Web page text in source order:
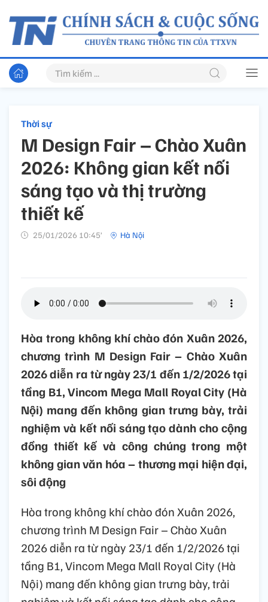
Thời sự
M Design Fair – Chào Xuân
2026: Không gian kết nối
sáng tạo và thị trường
thiết kế
25/01/2026 10:45’ Hà Nội
Hòa trong không khí chào đón Xuân 2026,
chương trình M Design Fair – Chào Xuân
2026 diễn ra từ ngày 23/1 đến 1/2/2026 tại
tầng B1, Vincom Mega Mall Royal City (Hà
Nội) mang đến không gian trưng bày, trải
nghiệm và kết nối sáng tạo dành cho cộng
đồng thiết kế và công chúng trong một
không gian văn hóa – thương mại hiện đại,
sôi động
Hòa trong không khí chào đón Xuân 2026,
chương trình M Design Fair – Chào Xuân
2026 diễn ra từ ngày 23/1 đến 1/2/2026 tại
tầng B1, Vincom Mega Mall Royal City (Hà
Nội) mang đến không gian trưng bày, trải